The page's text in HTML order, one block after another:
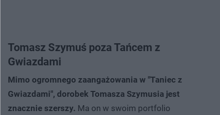
Tomasz Szymuś poza Tańcem z
Gwiazdami
Mimo ogromnego zaangażowania w "Taniec z
Gwiazdami", dorobek Tomasza Szymusia jest
znacznie szerszy. Ma on w swoim portfolio